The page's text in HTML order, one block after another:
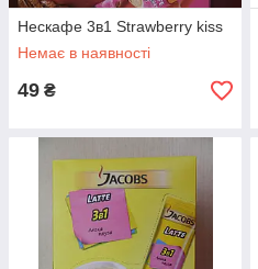
Нескафе 3в1 Strawberry kiss
Немає в наявності
49 ₴